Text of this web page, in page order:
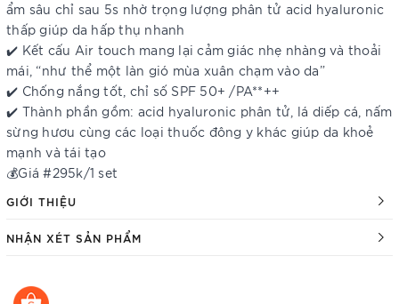
ẩm sâu chỉ sau 5s nhờ trọng lượng phân tử acid hyaluronic
thấp giúp da hấp thụ nhanh
✔️ Kết cấu Air touch mang lại cảm giác nhẹ nhàng và thoải
mái, “như thể một làn gió mùa xuân chạm vào da”
✔️ Chống nắng tốt, chỉ số SPF 50+ /PA**++
✔️ Thành phần gồm: acid hyaluronic phân tử, lá diếp cá, nấm
sừng hươu cùng các loại thuốc đông y khác giúp da khoẻ
mạnh và tái tạo
💰Giá #295k/1 set
GIỚI THIỆU
NHẬN XÉT SẢN PHẨM